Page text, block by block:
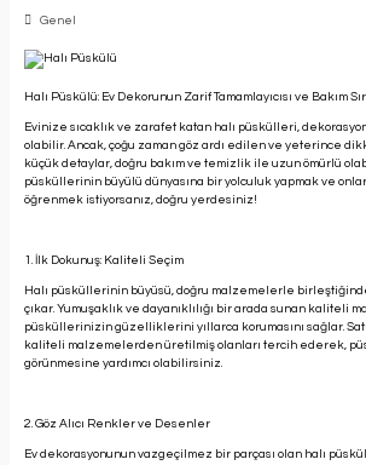
Genel
Halı Püskülü: Ev Dekorunun Zarif Tamamlayıcısı ve Bakım
Evinize sıcaklık ve zarafet katan halı püskülleri,
olabilir. Ancak, çoğu zaman göz ardı edilen ve yeterince
küçük detaylar, doğru bakım ve temizlik ile uzun ömürlü
püsküllerinin büyülü dünyasına bir yolculuk yapmak ve onları
öğrenmek istiyorsanız, doğru yerdesiniz!
1. İlk Dokunuş: Kaliteli Seçim
Halı püsküllerinin büyüsü, doğru malzemelerle
çıkar. Yumuşaklık ve dayanıklılığı bir arada sunan kaliteli
püsküllerinizin güzelliklerini yıllarca korumasını sağlar.
kaliteli malzemelerden üretilmiş olanları tercih ederek,
görünmesine yardımcı olabilirsiniz.
2. Göz Alıcı Renkler ve Desenler
Ev dekorasyonunun vazgeçilmez bir parçası olan halı